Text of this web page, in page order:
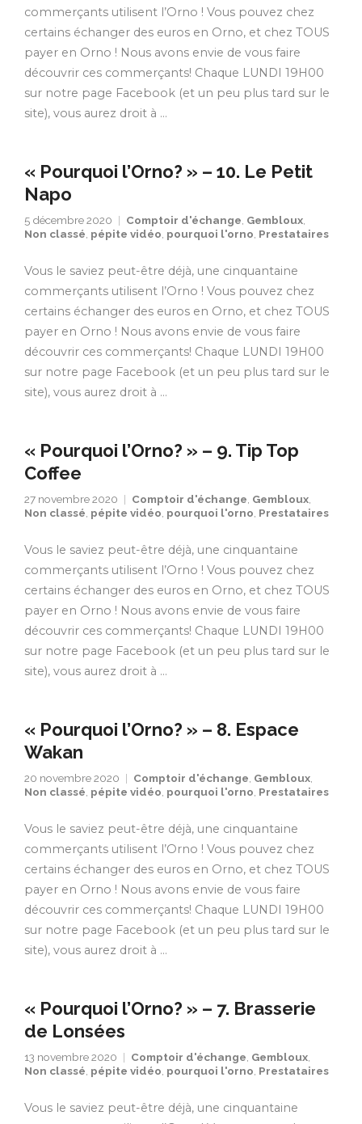
commerçants utilisent l’Orno ! Vous pouvez chez
certains échanger des euros en Orno, et chez TOUS
payer en Orno ! Nous avons envie de vous faire
découvrir ces commerçants! Chaque LUNDI 19H00
sur notre page Facebook (et un peu plus tard sur le
site), vous aurez droit à …
« Pourquoi l’Orno? » – 10. Le Petit
Napo
5 décembre 2020 Comptoir d'échange Gembloux
Non classé pépite vidéo pourquoi l'orno Prestataires
Vous le saviez peut-être déjà, une cinquantaine
commerçants utilisent l’Orno ! Vous pouvez chez
certains échanger des euros en Orno, et chez TOUS
payer en Orno ! Nous avons envie de vous faire
découvrir ces commerçants! Chaque LUNDI 19H00
sur notre page Facebook (et un peu plus tard sur le
site), vous aurez droit à …
« Pourquoi l’Orno? » – 9. Tip Top
Coffee
27 novembre 2020 Comptoir d'échange Gembloux
Non classé pépite vidéo pourquoi l'orno Prestataires
Vous le saviez peut-être déjà, une cinquantaine
commerçants utilisent l’Orno ! Vous pouvez chez
certains échanger des euros en Orno, et chez TOUS
payer en Orno ! Nous avons envie de vous faire
découvrir ces commerçants! Chaque LUNDI 19H00
sur notre page Facebook (et un peu plus tard sur le
site), vous aurez droit à …
« Pourquoi l’Orno? » – 8. Espace
Wakan
20 novembre 2020 Comptoir d'échange Gembloux
Non classé pépite vidéo pourquoi l'orno Prestataires
Vous le saviez peut-être déjà, une cinquantaine
commerçants utilisent l’Orno ! Vous pouvez chez
certains échanger des euros en Orno, et chez TOUS
payer en Orno ! Nous avons envie de vous faire
découvrir ces commerçants! Chaque LUNDI 19H00
sur notre page Facebook (et un peu plus tard sur le
site), vous aurez droit à …
« Pourquoi l’Orno? » – 7. Brasserie
de Lonsées
13 novembre 2020 Comptoir d'échange Gembloux
Non classé pépite vidéo pourquoi l'orno Prestataires
Vous le saviez peut-être déjà, une cinquantaine